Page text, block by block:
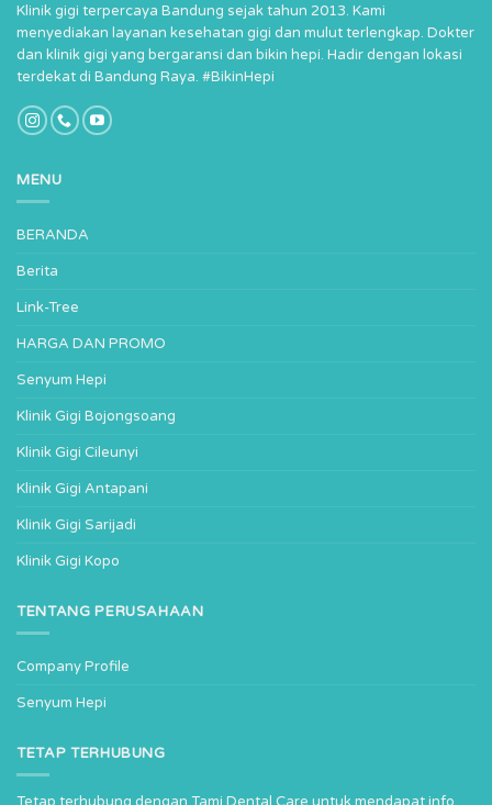
Klinik gigi terpercaya Bandung sejak tahun 2013. Kami
menyediakan layanan kesehatan gigi dan mulut terlengkap. Dokter
dan klinik gigi yang bergaransi dan bikin hepi. Hadir dengan lokasi
terdekat di Bandung Raya. #BikinHepi
MENU
BERANDA
Berita
Link-Tree
HARGA DAN PROMO
Senyum Hepi
Klinik Gigi Bojongsoang
Klinik Gigi Cileunyi
Klinik Gigi Antapani
Klinik Gigi Sarijadi
Klinik Gigi Kopo
TENTANG PERUSAHAAN
Company Profile
Senyum Hepi
TETAP TERHUBUNG